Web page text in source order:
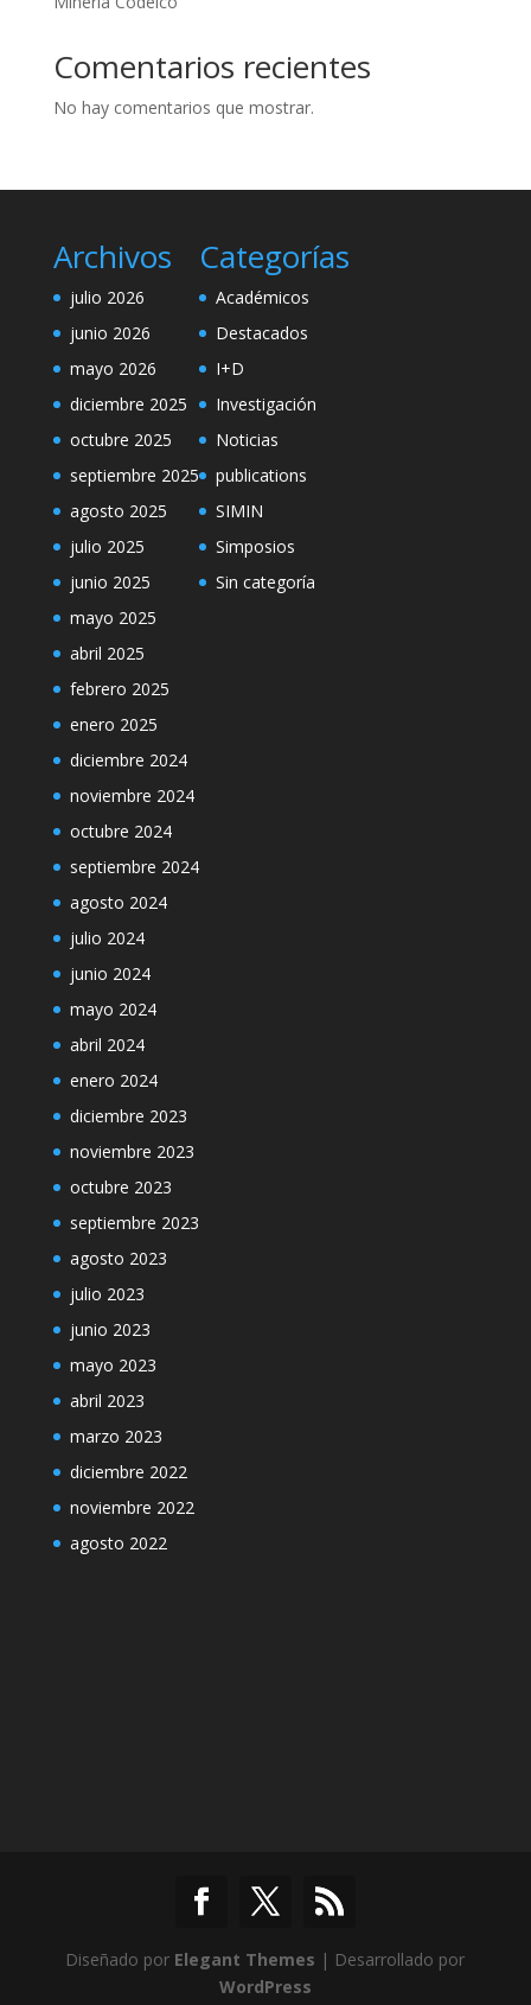
Comentarios recientes
No hay comentarios que mostrar.
Archivos
julio 2026
junio 2026
mayo 2026
diciembre 2025
octubre 2025
septiembre 2025
agosto 2025
julio 2025
junio 2025
mayo 2025
abril 2025
febrero 2025
enero 2025
diciembre 2024
noviembre 2024
octubre 2024
septiembre 2024
agosto 2024
julio 2024
junio 2024
mayo 2024
abril 2024
enero 2024
diciembre 2023
noviembre 2023
octubre 2023
septiembre 2023
agosto 2023
julio 2023
junio 2023
mayo 2023
abril 2023
marzo 2023
diciembre 2022
noviembre 2022
agosto 2022
Categorías
Académicos
Destacados
I+D
Investigación
Noticias
publications
SIMIN
Simposios
Sin categoría
Diseñado por Elegant Themes | Desarrollado por
WordPress